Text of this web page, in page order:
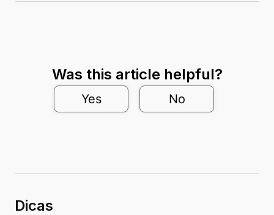
Was this article helpful?
Yes No
Dicas